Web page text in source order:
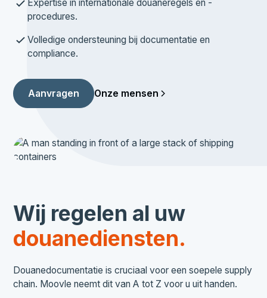
Expertise in internationale douaneregels en -
procedures.
Volledige ondersteuning bij documentatie en
compliance.
Aanvragen Onze mensen
Wij regelen al uw
douanediensten.
Douanedocumentatie is cruciaal voor een soepele supply
chain. Moovle neemt dit van A tot Z voor u uit handen.